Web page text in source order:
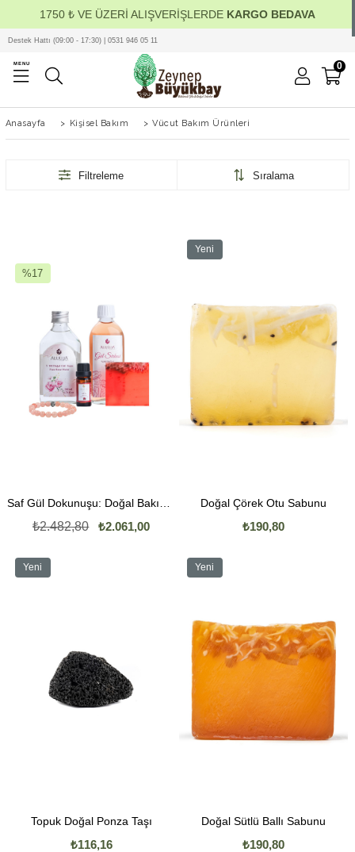
1750 ₺ VE ÜZERİ ALIŞVERİŞLERDE KARGO BEDAVA
MENU
Destek Hattı (09:00 - 17:30) | 0531 946 05 11
0
Anasayfa > Kişisel Bakım > Vücut Bakım Ürünleri
Filtreleme Sıralama
₺2.061,00
₺2.482,80
%17
%17İndirim
Doğal Çörek Otu Sabunu
₺190,80
Yeni
Topuk Doğal Ponza Taşı
₺116,16
Yeni
Doğal Sütlü Ballı Sabunu
₺190,80
Yeni